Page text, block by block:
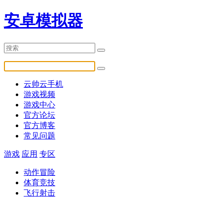
安卓模拟器
云帅云手机
游戏视频
游戏中心
官方论坛
官方博客
常见问题
游戏 应用 专区
动作冒险
体育竞技
飞行射击